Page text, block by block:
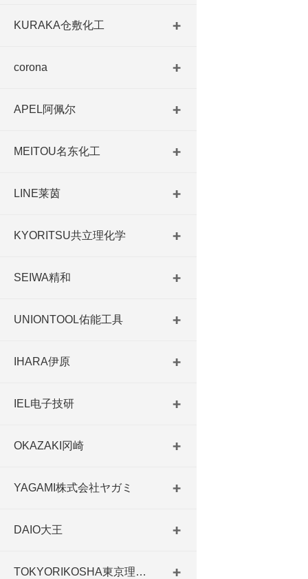
KURAKA仓敷化工
corona
APEL阿佩尔
MEITOU名东化工
LINE莱茵
KYORITSU共立理化学
SEIWA精和
UNIONTOOL佑能工具
IHARA伊原
IEL电子技研
OKAZAKI冈崎
YAGAMI株式会社ヤガミ
DAIO大王
TOKYORIKOSHA東京理工舎